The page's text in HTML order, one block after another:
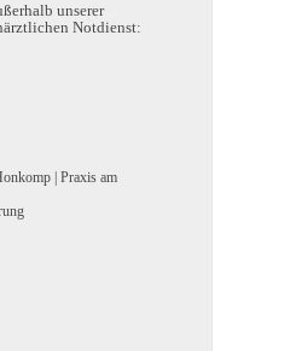
unserer
Notdienst: